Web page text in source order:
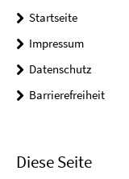
Startseite
Impressum
Datenschutz
Barrierefreiheit
Diese Seite